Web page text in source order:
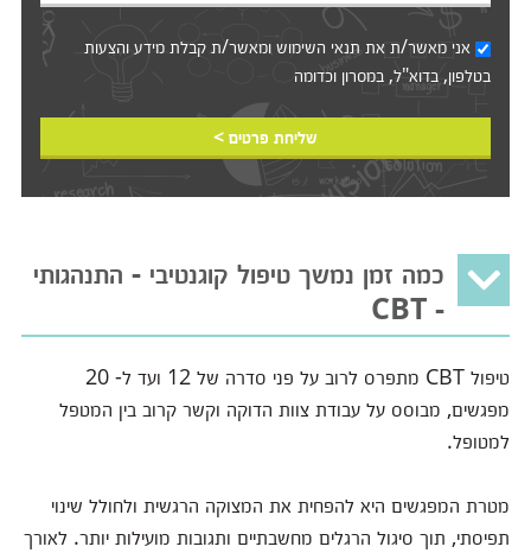
אני מאשר/ת את תנאי השימושומאשר/ת קבלת מידע והצעות
בטלפון, בדוא"ל, במסרון וכדומה‎‎
שליחת פרטים >
כמה זמן נמשך טיפול קוגנטיבי - התנהגותי
- CBT
טיפול CBT מתפרס לרוב על פני סדרה של 12 ועד ל- 20
מפגשים, מבוסס על עבודת צוות הדוקה וקשר קרוב בין המטפל
למטופל.
מטרת המפגשים היא להפחית את המצוקה הרגשית ולחולל שינוי
תפיסתי, תוך סיגול הרגלים מחשבתיים ותגובות מועילות יותר. לאורך